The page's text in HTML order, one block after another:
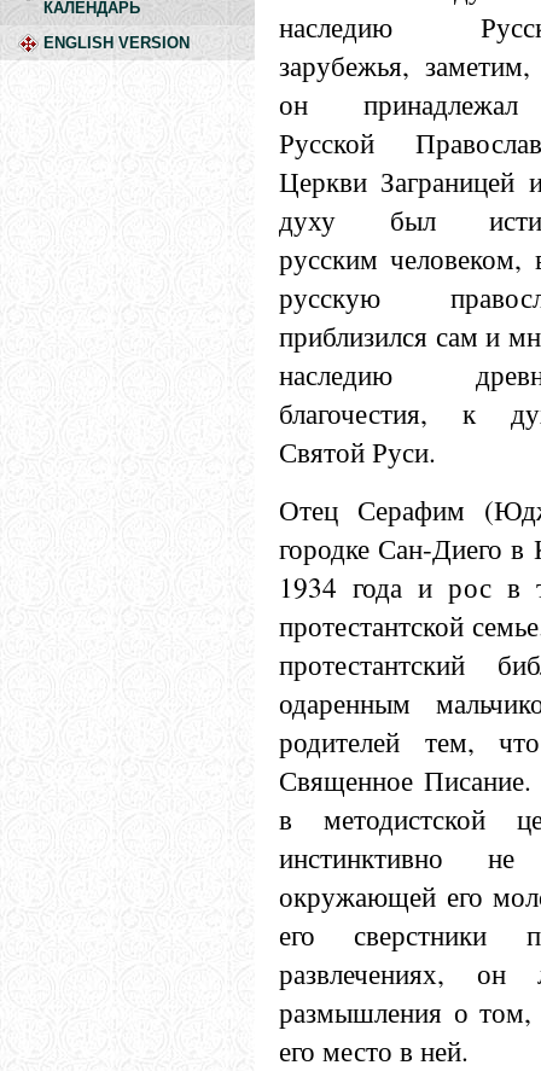
КАЛЕНДАРЬ
ENGLISH VERSION
наследию
зарубежья,
он
Русской
Церкви Заграницей
духу был
русским человеком,
русскую
приблизился сам и
наследию
благочестия, к
Святой Руси.
Отец Серафим
городке Сан-Диего
1934 года и рос в
протестантской
протестантский
одаренным
родителей тем,
Священное
в методистской
инстинктивно
окружающей его
его сверстники
развлечениях,
размышления о том,
его место в ней.